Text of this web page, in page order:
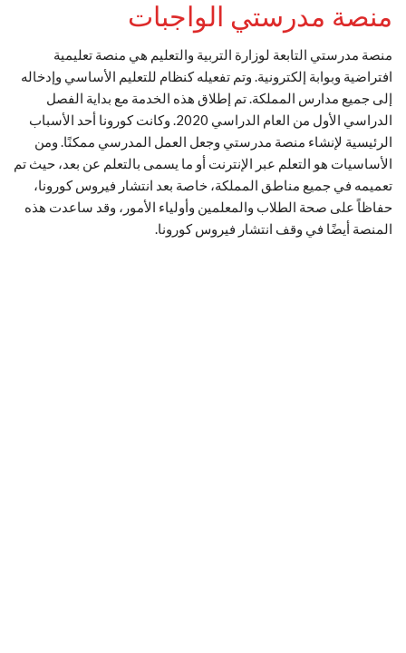
منصة مدرستي الواجبات
منصة مدرستي التابعة لوزارة التربية والتعليم هي منصة تعليمية
افتراضية وبوابة إلكترونية. وتم تفعيله كنظام للتعليم الأساسي وإدخاله
إلى جميع مدارس المملكة. تم إطلاق هذه الخدمة مع بداية الفصل
الدراسي الأول من العام الدراسي 2020. وكانت كورونا أحد الأسباب
الرئيسية لإنشاء منصة مدرستي وجعل العمل المدرسي ممكنًا. ومن
الأساسيات هو التعلم عبر الإنترنت أو ما يسمى بالتعلم عن بعد، حيث تم
تعميمه في جميع مناطق المملكة، خاصة بعد انتشار فيروس كورونا،
حفاظاً على صحة الطلاب والمعلمين وأولياء الأمور، وقد ساعدت هذه
المنصة أيضًا في وقف انتشار فيروس كورونا.